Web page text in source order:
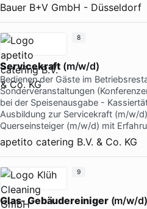
Bauer B+V GmbH - Düsseldorf
Servicekraft (m/w/d)
Bedienen der Gäste im
Sonderveranstaltungen
bei der Speisenausgabe -
Ausbildung zur Servicekraft (m/w/
Querseinsteiger (m/w/d) mit
apetito catering B.V. & Co. KG
8
Glas-Gebäudereiniger(m/w/d)
9